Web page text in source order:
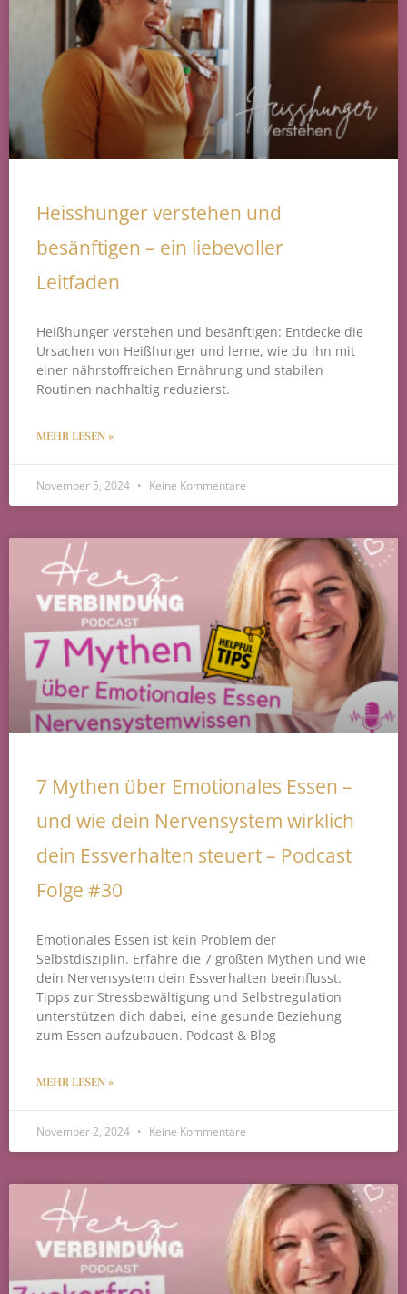
Heisshunger verstehen und
besänftigen – ein liebevoller
Leitfaden
Heißhunger verstehen und besänftigen: Entdecke die
Ursachen von Heißhunger und lerne, wie du ihn mit
einer nährstoffreichen Ernährung und stabilen
Routinen nachhaltig reduzierst.
MEHR LESEN »
November 5, 2024 Keine Kommentare
7 Mythen über Emotionales Essen –
und wie dein Nervensystem wirklich
dein Essverhalten steuert – Podcast
Folge #30
Emotionales Essen ist kein Problem der
Selbstdisziplin. Erfahre die 7 größten Mythen und wie
dein Nervensystem dein Essverhalten beeinflusst.
Tipps zur Stressbewältigung und Selbstregulation
unterstützen dich dabei, eine gesunde Beziehung
zum Essen aufzubauen. Podcast & Blog
MEHR LESEN »
November 2, 2024 Keine Kommentare